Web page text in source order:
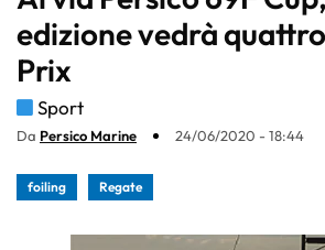
edizione vedrà
Prix
Sport
Da Persico Marine 24/06/2020 - 18:44
foiling Regate